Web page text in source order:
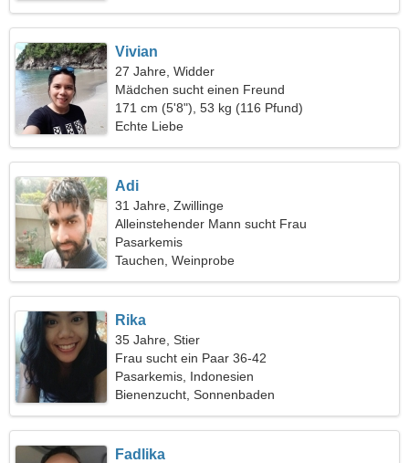
Vivian
27 Jahre, Widder
Mädchen sucht einen Freund
171 cm (5'8"), 53 kg (116 Pfund)
Echte Liebe
Adi
31 Jahre, Zwillinge
Alleinstehender Mann sucht Frau
Pasarkemis
Tauchen, Weinprobe
Rika
35 Jahre, Stier
Frau sucht ein Paar 36-42
Pasarkemis, Indonesien
Bienenzucht, Sonnenbaden
Fadlika